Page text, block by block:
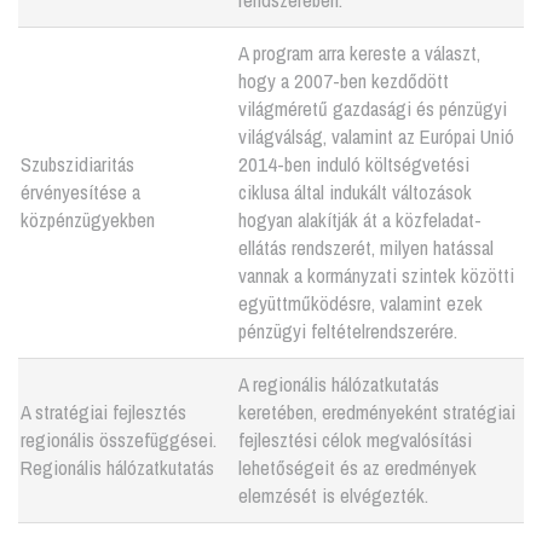
Szubszidiaritás
érvényesítése a
közpénzügyekben
A program arra kereste a választ,
hogy a 2007-ben kezdődött
világméretű gazdasági és pénzügyi
világválság, valamint az Európai Unió
2014-ben induló költségvetési
ciklusa által indukált változások
hogyan alakítják át a közfeladat-
ellátás rendszerét, milyen hatással
vannak a kormányzati szintek közötti
együttműködésre, valamint ezek
pénzügyi feltételrendszerére.
A stratégiai fejlesztés
regionális összefüggései.
Regionális hálózatkutatás
A regionális hálózatkutatás
keretében, eredményeként stratégiai
fejlesztési célok megvalósítási
lehetőségeit és az eredmények
elemzését is elvégezték.